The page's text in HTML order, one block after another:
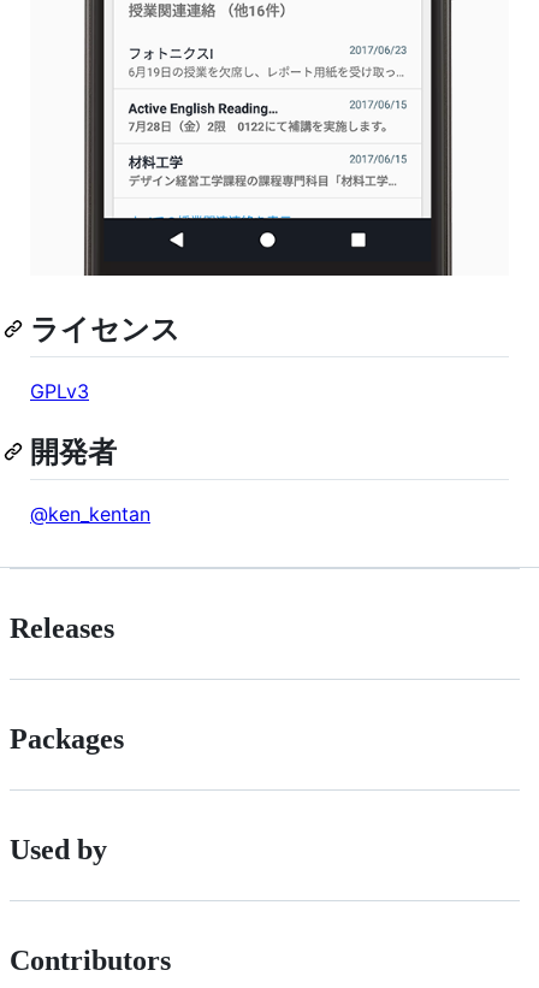
ライセンス
GPLv3
開発者
@ken_kentan
Releases
Packages
Used by
Contributors